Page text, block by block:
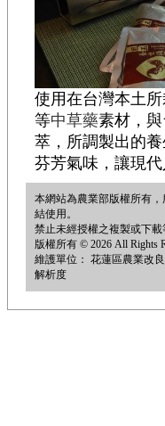
使用在台灣本土
等中草藥素材，
萃，所調製出的
芬芳氣味，讓現代
本網站為農業部版權所有
結使用。
禁止未經授權之複製或下
版權所有 © 2026 All Rights
維護單位： 花蓮區農業改
解析度